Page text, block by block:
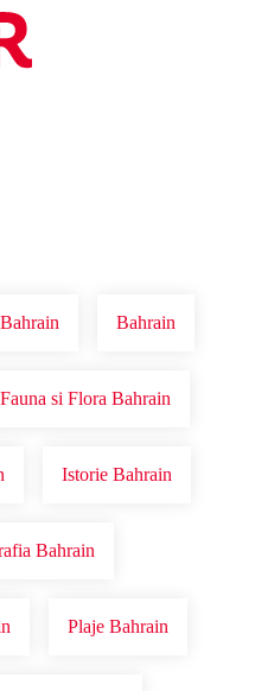
OFERTE DE NERATAT
Bahrain
Fauna si Flora Bahrain
Istorie Bahrain
Bahrain
Plaje Bahrain